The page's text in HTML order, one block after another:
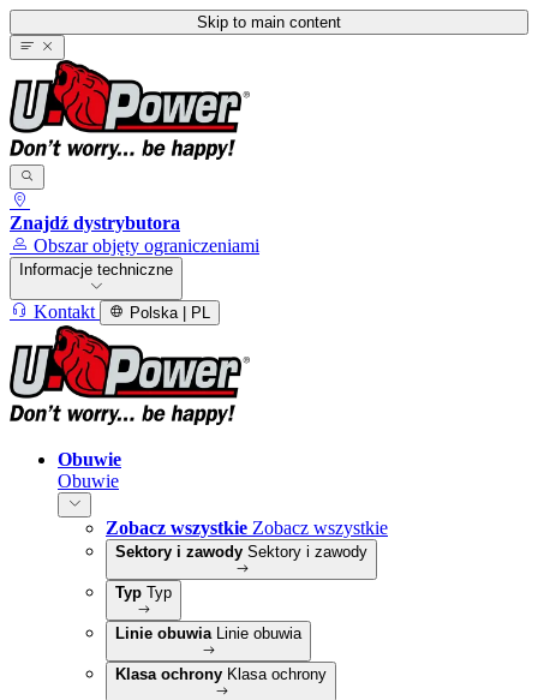
Skip to main content
Znajdź dystrybutora
Obszar objęty ograniczeniami
Informacje techniczne
Kontakt Polska | PL
Obuwie
Obuwie
Zobacz wszystkie Zobacz wszystkie
Sektory i zawody Sektory i zawody
Typ Typ
Linie obuwia Linie obuwia
Klasa ochrony Klasa ochrony